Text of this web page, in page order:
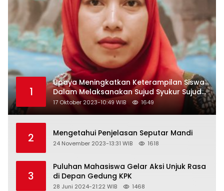
1
Upaya Meningkatkan Keterampilan Siswa
Dalam Melaksanakan Sujud Syukur Sujud
Sahwi dan Sujud Tilawah Dengan
Menggunakan Model Pembelajaran
Nujum Sampang
17 Oktober 2023-10:49 WIB 1649
2 Mengetahui Penjelasan Seputar Mandi
24 November 2023-13:31 WIB 1618
3
Puluhan Mahasiswa Gelar Aksi Unjuk Rasa
di Depan Gedung KPK
28 Juni 2024-21:22 WIB 1468